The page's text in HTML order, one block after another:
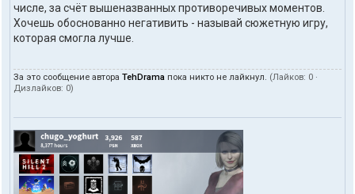
числе, за счёт вышеназванных противоречивых моментов.
Хочешь обоснованно негативить - называй сюжетную игру,
которая смогла лучше.
За это сообщение автора TehDrama пока никто не лайкнул. (Лайков: 0 ·
Дизлайков: 0)